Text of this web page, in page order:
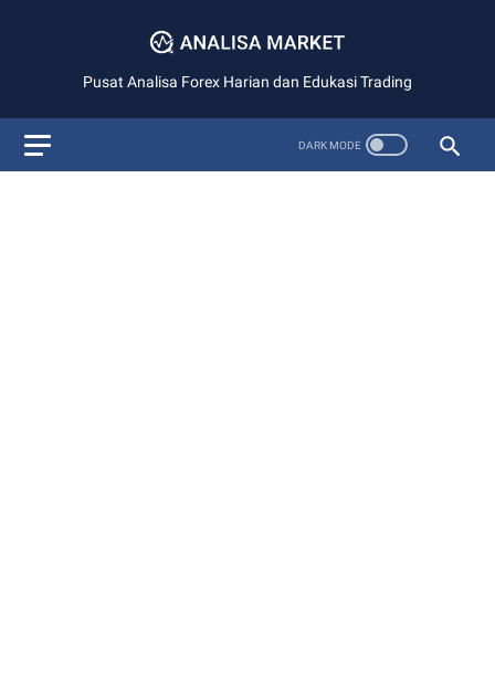
Pusat Analisa Forex Harian dan Edukasi Trading